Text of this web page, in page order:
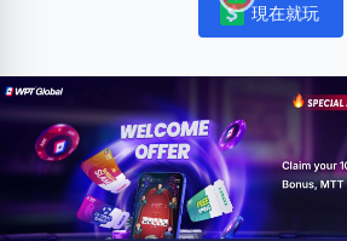
Notifications
現在就玩